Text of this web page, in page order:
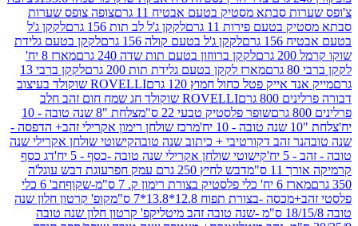
סבתא מסטיק בטעם אבטיח 11 גרם
צופה צופס שערות
פירות 11 גרם
לקקן ג'ל לב תות 156 גרם
לקקן ג'ל
גרם
לקקן ג'ל בטעם קולה 156 גרם
לקקן בטעם גלידת
לקקן ברווזון בטעם תות שדה 240 גרם
מארז 8 יח'
מארז לקקן בטעם גלידת תות 200 גרם
לקקן ברבי 13
אייק פטל כחול חמוץ 120 גרם
ROVELLI שוקולד בעיצוב
גרם
ROVELLI שוקולד חג שמח חום זהב חלב
שופר פלסטיק טבעי 22 ס"מ
צלחת "8 שנה טובה - 10
מרכז שולחן רימון אקרילי זהב+ הדפסה -
זהב דקורטיבי + כיתוב שנה טובהקישוטי שולחן אקרילי שנה
קישוטי שולחן אקרילי שנה טובה -כסף - 5 יח'
דג כסף
ס"מ
דבש לחיץ 250 גרם עמק חפר
עוגת דבש עוגל'ה
בצורת רימון ק. 7 ס"מ-שקוף
חב' 6 כלי
-בצורת תפוח 12.8*13.8*7 ס"מ
קופ' קרטון חלון שנה
קפ' קרטון חלון שנה טובה